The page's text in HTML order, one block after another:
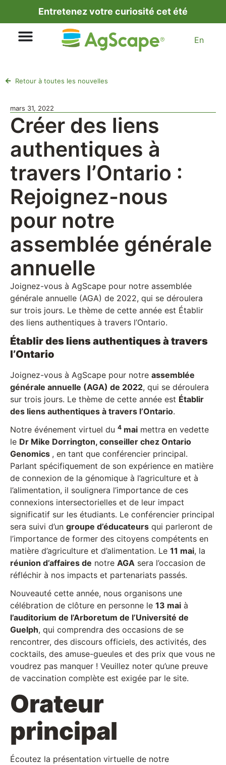
Entretenez votre curiosité cet été
En
Retour à toutes les nouvelles
mars 31, 2022
Créer des liens
authentiques à
travers l’Ontario :
Rejoignez-nous
pour notre
assemblée générale
annuelle
Joignez-vous à AgScape pour notre assemblée
générale annuelle (AGA) de 2022, qui se déroulera
sur trois jours. Le thème de cette année est Établir
des liens authentiques à travers l’Ontario.
Établir des liens authentiques à travers
l’Ontario
Joignez-vous à AgScape pour notre assemblée
générale annuelle (AGA) de 2022, qui se déroulera
sur trois jours. Le thème de cette année est Établir
des liens authentiques à travers l’Ontario.
Notre événement virtuel du 4 mai mettra en vedette
le Dr Mike Dorrington, conseiller chez Ontario
Genomics , en tant que conférencier principal.
Parlant spécifiquement de son expérience en matière
de connexion de la génomique à l’agriculture et à
l’alimentation, il soulignera l’importance de ces
connexions intersectorielles et de leur impact
significatif sur les étudiants. Le conférencier principal
sera suivi d’un groupe d’éducateurs qui parleront de
l’importance de former des citoyens compétents en
matière d’agriculture et d’alimentation. Le 11 mai, la
réunion d’affaires de notre AGA sera l’occasion de
réfléchir à nos impacts et partenariats passés.
Nouveauté cette année, nous organisons une
célébration de clôture en personne le 13 mai à
l’auditorium de l’Arboretum de l’Université de
Guelph, qui comprendra des occasions de se
rencontrer, des discours officiels, des activités, des
cocktails, des amuse-gueules et des prix que vous ne
voudrez pas manquer ! Veuillez noter qu’une preuve
de vaccination complète est exigée par le site.
Orateur
principal
Écoutez la présentation virtuelle de notre